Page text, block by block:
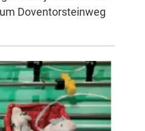
Doventorsteinweg